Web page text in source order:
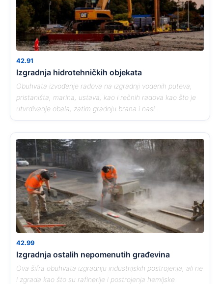
42.91
Izgradnja hidrotehničkih objekata
Obuhvata izvođenje radova na izgradnji vodenih puteva,
pristaništa, marina, ustava, kao i rečnih radova kao što je
utvrđivanje obala, zatim gradnju brana i nasi...
42.99
Izgradnja ostalih nepomenutih građevina
Ova šifra obuhvata izgradnju industrijskih postrojenja, ali ne
i zgrada kao što su rafinerije i postrojenja hemijske